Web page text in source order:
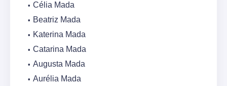
Célia Mada
Beatriz Mada
Katerina Mada
Catarina Mada
Augusta Mada
Aurélia Mada